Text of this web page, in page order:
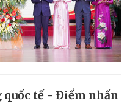
quốc tế - Điểm nhấn